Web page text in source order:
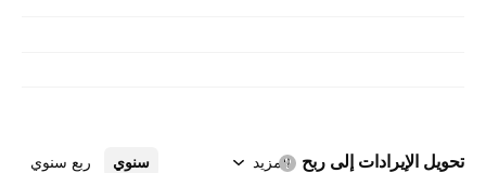
تحويل الإيرادات إلى ربح سنوي ربع سنوي المزيد